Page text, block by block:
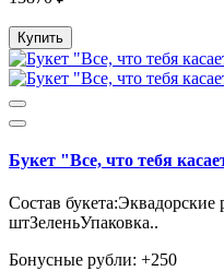
Купить
Букет "Все, что тебя
Состав
штЗеленьУпаковка..
Бонусные рубли: +250